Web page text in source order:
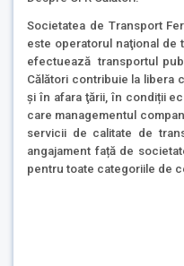
Societatea de Transport
este operatorul naţional de
efectuează transportul
Călători contribuie la libera
şi în afara ţării, în condiții
care managementul
servicii de calitate de
angajament față de
pentru toate categoriile de